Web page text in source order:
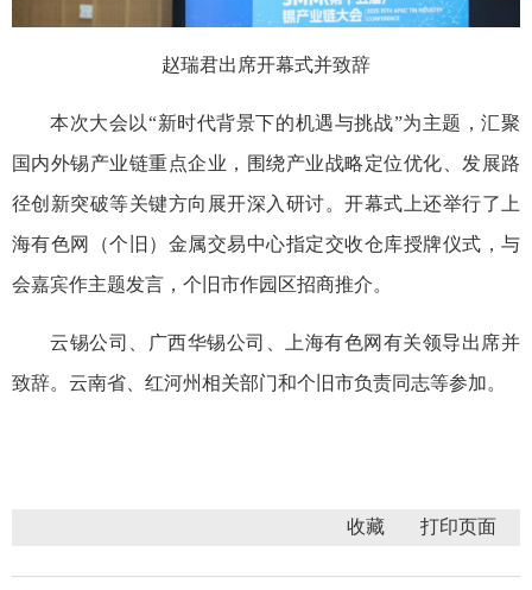
赵瑞君出席开幕式并致辞
本次大会以“新时代背景下的机遇与挑战”为主题，汇聚
国内外锡产业链重点企业，围绕产业战略定位优化、发展路
径创新突破等关键方向展开深入研讨。开幕式上还举行了上
海有色网（个旧）金属交易中心指定交收仓库授牌仪式，与
会嘉宾作主题发言，个旧市作园区招商推介。
云锡公司、广西华锡公司、上海有色网有关领导出席并
致辞。云南省、红河州相关部门和个旧市负责同志等参加。
收藏